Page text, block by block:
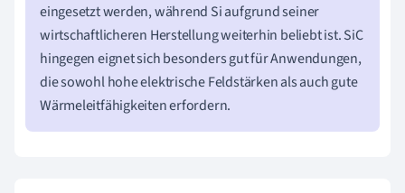
eingesetzt werden, während Si aufgrund seiner
wirtschaftlicheren Herstellung weiterhin beliebt ist. SiC
hingegen eignet sich besonders gut für Anwendungen,
die sowohl hohe elektrische Feldstärken als auch gute
Wärmeleitfähigkeiten erfordern.